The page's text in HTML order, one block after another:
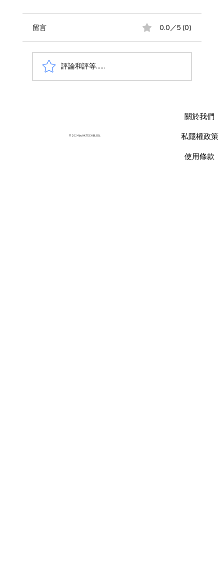
限制，用 Database Savings Plans 省下
留言 0.0／5 (0)
評論和評等......
© 2024 by HK TECH BLOG .
關於我們
私隱權政策
使用條款